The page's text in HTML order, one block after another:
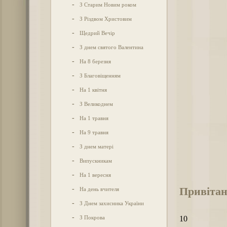
- З Старим Новим роком
- З Різдвом Христовим
- Щедрий Вечір
- З днем святого Валентина
- На 8 березня
- З Благовіщенням
- На 1 квітня
- З Великоднем
- На 1 травня
- На 9 травня
- З днем матері
- Випускникам
- На 1 вересня
- На день вчителя
- З Днем захисника України
- З Покрова 10